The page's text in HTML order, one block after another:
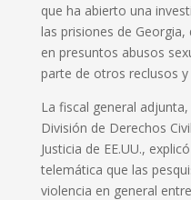
que ha abierto una
las prisiones de
en presuntos abusos
parte de otros reclusos
La fiscal general
División de Derechos
Justicia de EE.UU.,
telemática que las
violencia en general